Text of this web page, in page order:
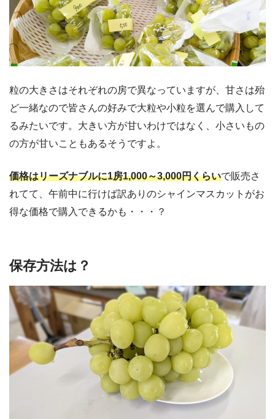
粒の大きさはそれぞれの房で異なっていますが、甘さは殆
ど一緒なので皆さんの好みで大粒や小粒を選んで購入して
るみたいです。大きい方が甘いわけではなく、小さいもの
の方が甘いこともあるそうですよ。
価格はリーズナブルに1房1,000～3,000円くらいで販売さ
れてて、午前中に行けば訳ありのシャインマスカットがお
得な価格で購入できるかも・・・？
保存方法は？